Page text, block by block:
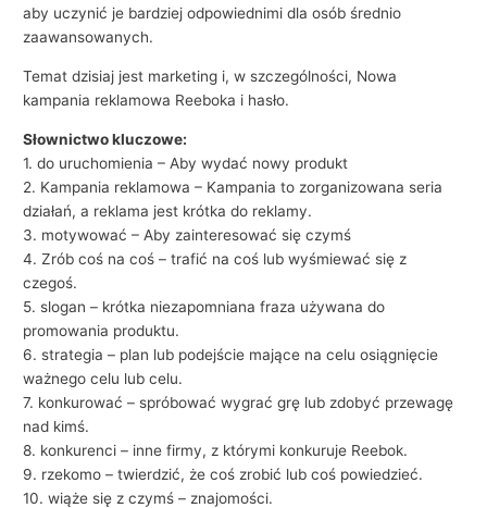
aby uczynić je bardziej odpowiednimi dla osób średnio
zaawansowanych.
Temat dzisiaj jest marketing i, w szczególności, Nowa
kampania reklamowa Reeboka i hasło.
Słownictwo kluczowe:
1. do uruchomienia – Aby wydać nowy produkt
2. Kampania reklamowa – Kampania to zorganizowana seria
działań, a reklama jest krótka do reklamy.
3. motywować – Aby zainteresować się czymś
4. Zrób coś na coś – trafić na coś lub wyśmiewać się z
czegoś.
5. slogan – krótka niezapomniana fraza używana do
promowania produktu.
6. strategia – plan lub podejście mające na celu osiągnięcie
ważnego celu lub celu.
7. konkurować – spróbować wygrać grę lub zdobyć przewagę
nad kimś.
8. konkurenci – inne firmy, z którymi konkuruje Reebok.
9. rzekomo – twierdzić, że coś zrobić lub coś powiedzieć.
10. wiąże się z czymś – znajomości.